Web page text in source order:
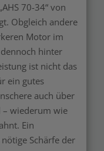
70-34“ von
Obgleich andere
Motor im
hinter
ist nicht das
ein gutes
auch über
– wiederum wie
Ein
Schärfe der